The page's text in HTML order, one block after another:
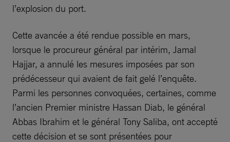
l’explosion du port.
Cette avancée a été rendue possible en mars,
lorsque le procureur général par intérim, Jamal
Hajjar, a annulé les mesures imposées par son
prédécesseur qui avaient de fait gelé l’enquête.
Parmi les personnes convoquées, certaines, comme
l’ancien Premier ministre Hassan Diab, le général
Abbas Ibrahim et le général Tony Saliba, ont accepté
cette décision et se sont présentées pour